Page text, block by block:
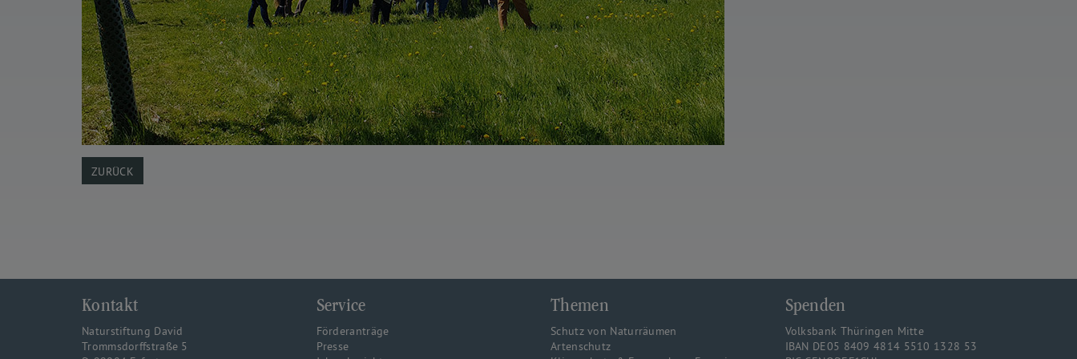
ZURÜCK
Kontakt
Naturstiftung David
Trommsdorffstraße 5
Service
Förderanträge
Presse
Themen
Schutz von Naturräumen
Artenschutz
Spenden
Volksbank Thüringen Mitte
IBAN DE05 8409 4814 5510 1328 53